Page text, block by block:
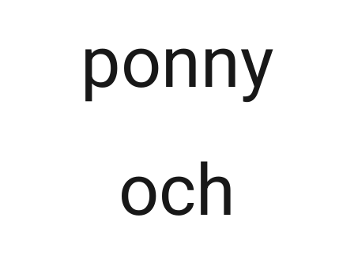
ponny
och